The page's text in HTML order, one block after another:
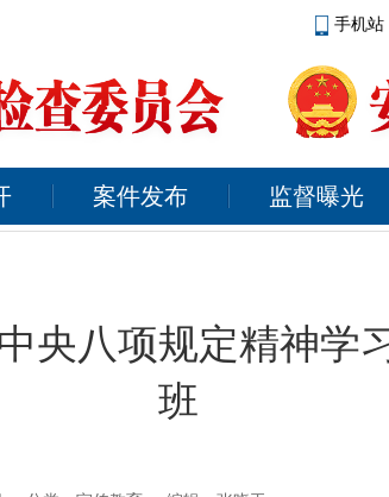
手机站
案件发布 监督曝光
央八项规定精神学
班